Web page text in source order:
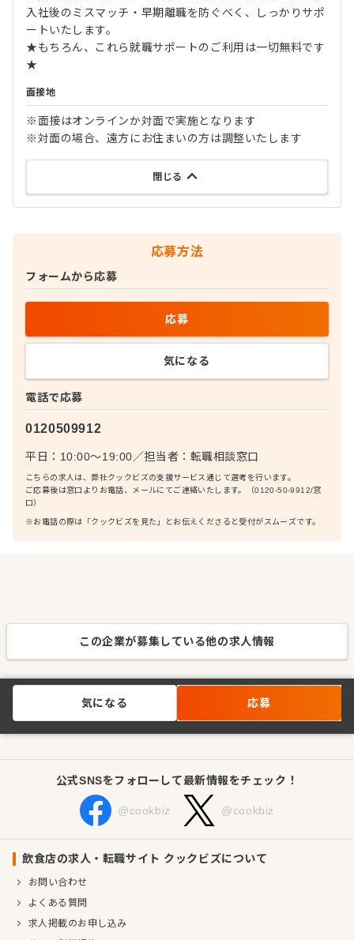
入社後のミスマッチ・早期離職を防ぐべく、しっかりサポ
ートいたします。
★もちろん、これら就職サポートのご利用は一切無料です
★
面接地
※面接はオンラインか対面で実施となります
※対面の場合、遠方にお住まいの方は調整いたします
閉じる
応募方法
電話で応募
0120509912
平日：10:00〜19:00／担当者： 転職相談窓口
こちらの求人は、弊社クックビズの支援サービス通じて選考を行います。
ご応募後は窓口よりお電話、メールにてご連絡いたします。（0120-50-9912/窓
口）
※お電話の際は「クックビズを見た」とお伝えくださると受付がスムーズです。
フォームから応募
応募
気になる
この企業が募集している他の求人情報
気になる 応募
公式SNSをフォローして最新情報をチェック！
@cookbiz @cookbiz
飲食店の求人・転職サイト クックビズについて
お問い合わせ
よくある質問
求人掲載のお申し込み